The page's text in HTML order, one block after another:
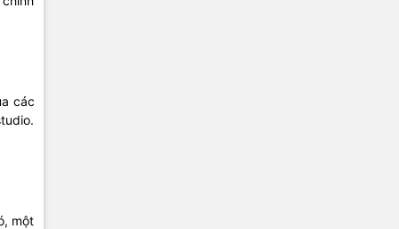
các
một